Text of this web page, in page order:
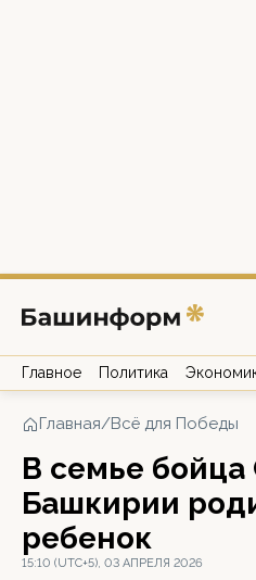
Главное Политика
Главная/Всё для Победы
В семье бойца
Башкирии
ребенок
15:10 (UTC+5), 03 АПРЕЛЯ 2026